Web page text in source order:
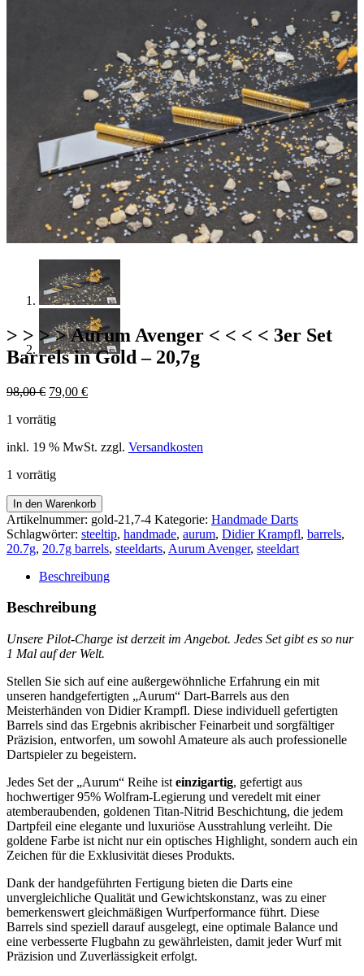
> > > > Aurum Avenger < < < < 3er Set
Barrels in Gold – 20,7g
98,00€ Ursprünglicher
war:
79,00 €Aktueller
1 vorrätig
inkl. 19 % MwSt. zzgl. Versandkosten
1 vorrätig
>
>
>
>
Aurum
Avenger
<
<
3er
Set
Barrels
in
Gold
-
20,7g
Menge
In den Warenkorb
Artikelnummer: gold-21,7-4 Kategorie: Handmade Darts
Schlagwörter: steeltip, handmade, aurum, Didier Krampfl, barrels,
20.7g, 20.7g barrels, steeldarts, Aurum Avenger, steeldart
Beschreibung
Beschreibung
Unsere Pilot-Charge ist derzeit im Angebot. Jedes Set gibt es so nur
1 Mal auf der Welt.
Stellen Sie sich auf eine außergewöhnliche Erfahrung ein mit
unseren handgefertigten „Aurum“ Dart-Barrels aus den
Meisterhänden von Didier Krampfl. Diese individuell gefertigten
Barrels sind das Ergebnis akribischer Feinarbeit und sorgfältiger
Präzision, entworfen, um sowohl Amateure als auch professionelle
Dartspieler zu begeistern.
Jedes Set der „Aurum“ Reihe ist einzigartig, gefertigt aus
hochwertiger 95% Wolfram-Legierung und veredelt mit einer
atemberaubenden, goldenen Titan-Nitrid Beschichtung, die jedem
Dartpfeil eine elegante und luxuriöse Ausstrahlung verleiht. Die
goldene Farbe ist nicht nur ein optisches Highlight, sondern auch ein
Zeichen für die Exklusivität dieses Produkts.
Dank der handgeführten Fertigung bieten die Darts eine
unvergleichliche Qualität und Gewichtskonstanz, was zu einer
bemerkenswert gleichmäßigen Wurfperformance führt. Diese
Barrels sind speziell darauf ausgelegt, eine optimale Balance und
eine verbesserte Flugbahn zu gewährleisten, damit jeder Wurf mit
Präzision und Zuverlässigkeit erfolgt.